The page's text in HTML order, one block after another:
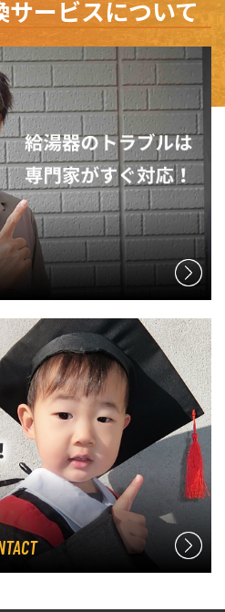
サービスについて